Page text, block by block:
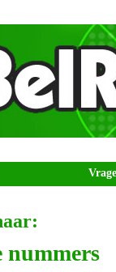
nummers